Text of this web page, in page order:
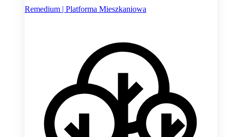
Remedium | Platforma Mieszkaniowa